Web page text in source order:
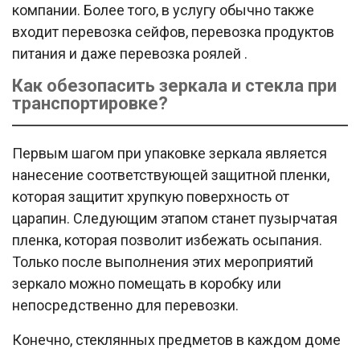
компании. Более того, в услугу обычно также
входит перевозка сейфов, перевозка продуктов
питания и даже перевозка роялей .
Как обезопасить зеркала и стекла при
транспортировке?
Первым шагом при упаковке зеркала является
нанесение соответствующей защитной пленки,
которая защитит хрупкую поверхность от
царапин. Следующим этапом станет пузырчатая
пленка, которая позволит избежать осыпания.
Только после выполнения этих мероприятий
зеркало можно помещать в коробку или
непосредственно для перевозки.
Конечно, стеклянных предметов в каждом доме